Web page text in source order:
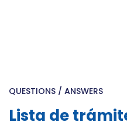
QUESTIONS / ANSWERS
Lista de